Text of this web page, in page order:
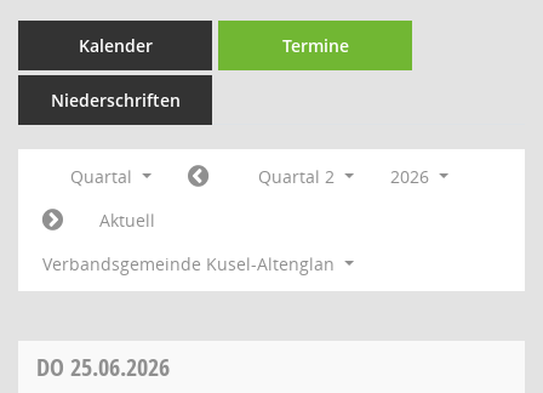
Kalender Termine
Niederschriften
Quartal Quartal 2
2026
Aktuell
Verbandsgemeinde Kusel-Altenglan
DO 25.06.2026